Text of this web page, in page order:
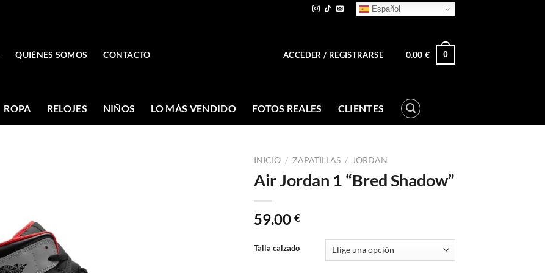
Español
QUIÉNES SOMOS CONTACTO ACCEDER / REGISTRARSE 0.00€ 0
ROPA RELOJES NIÑOS LO MÁS VENDIDO FOTOS REALES CLIENTES
INICIO / ZAPATILLAS / JORDAN
Air Jordan 1 “Bred Shadow”
59.00 €
Talla calzado